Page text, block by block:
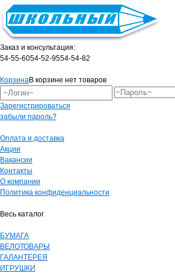
Заказ и консультация:
54-55-6054-52-9554-54-82
КорзинаВ корзине нет товаров
Зарегистрироваться
забыли пароль?
Оплата и доставка
Акции
Вакансии
Контакты
О компании
Политика конфиденциальности
Весь каталог
БУМАГА
ВЕЛОТОВАРЫ
ГАЛАНТЕРЕЯ
ИГРУШКИ